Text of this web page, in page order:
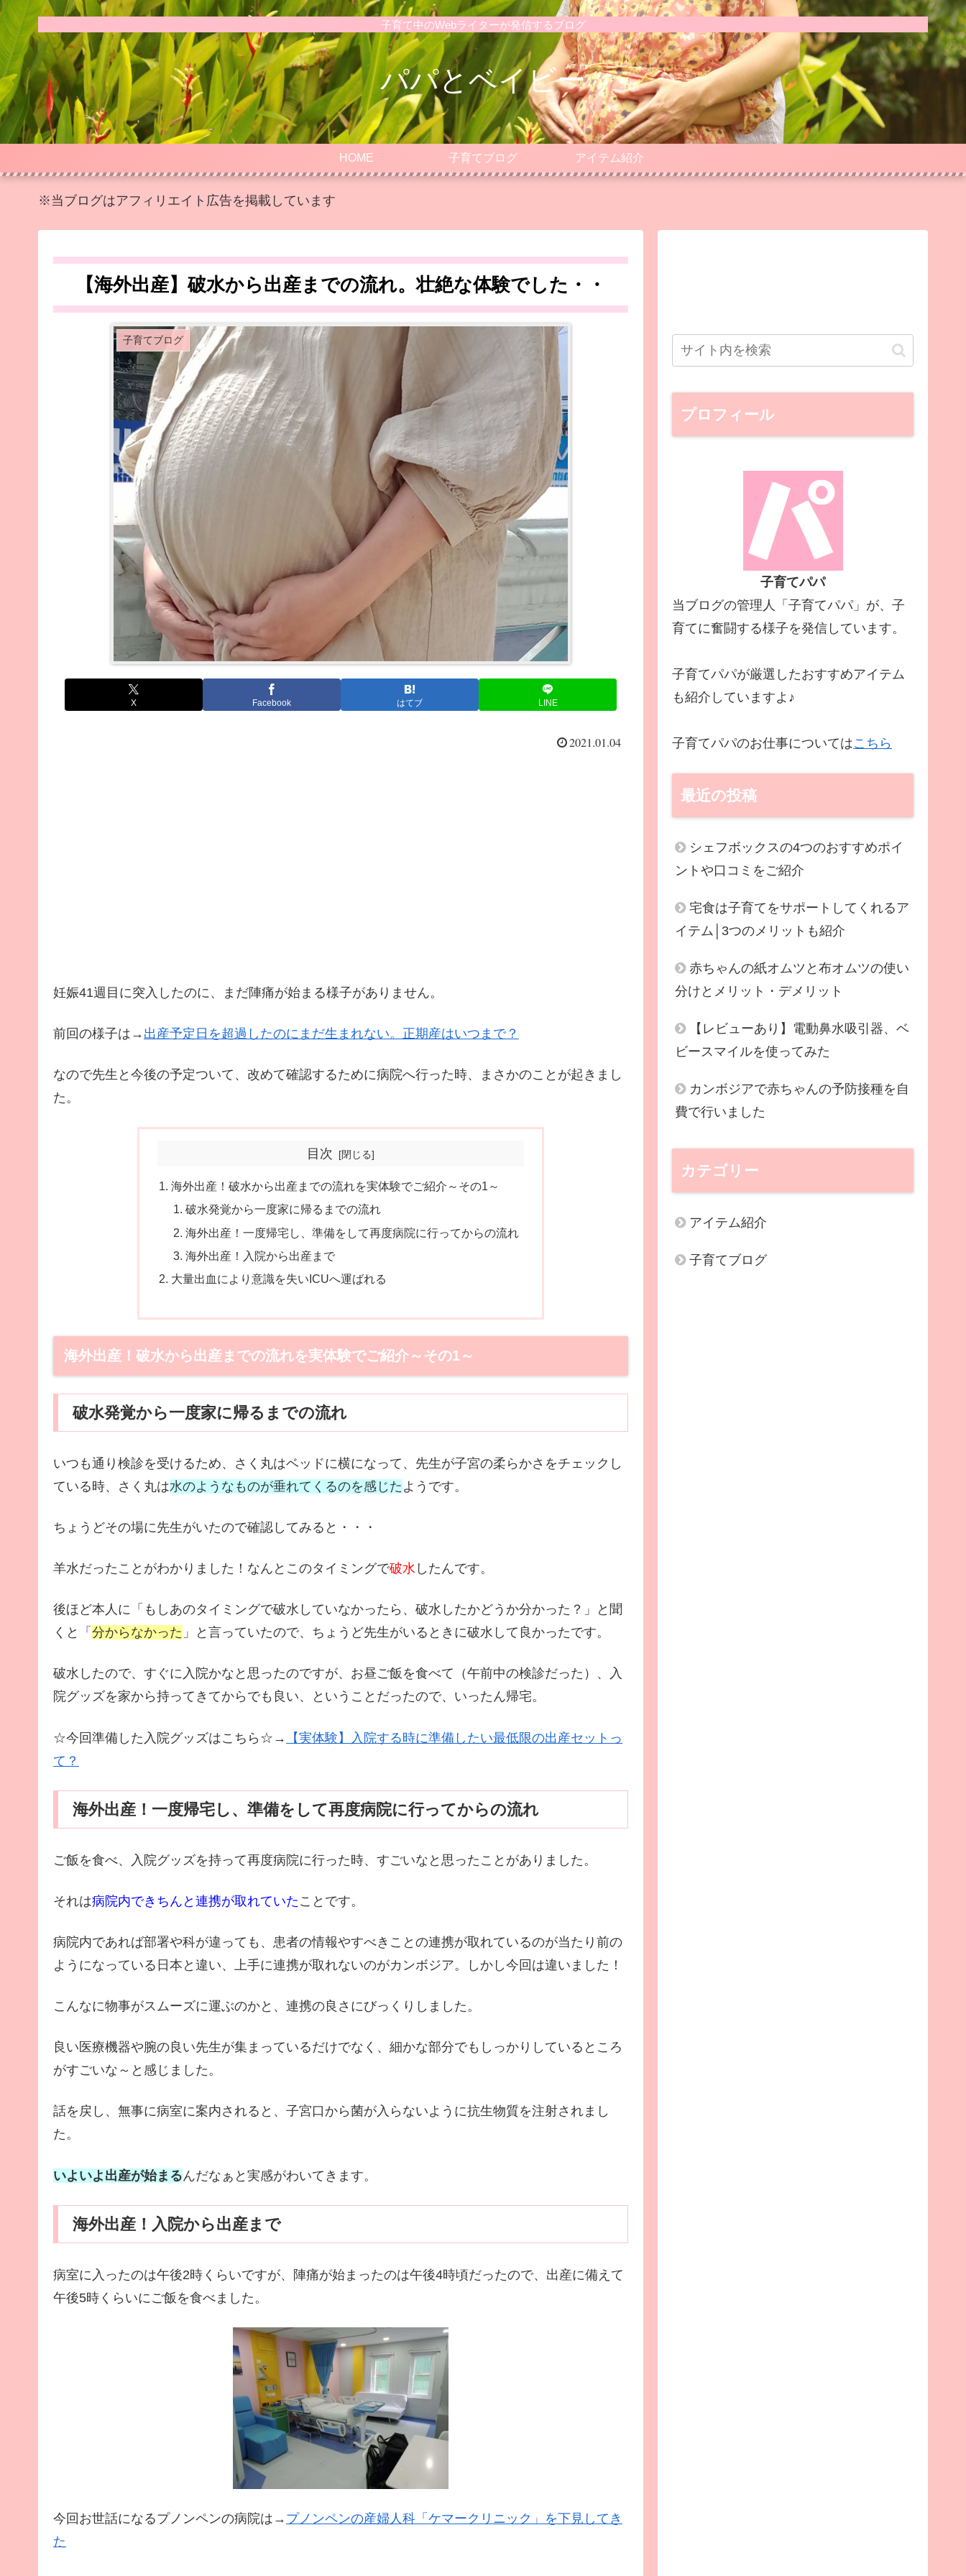
子育て中のWebライターが発信するブログ
パパとベイビー
HOME 子育てブログ アイテム紹介
※当ブログはアフィリエイト広告を掲載しています
【海外出産】破水から出産までの流れ。壮絶な体験でした・・
子育てブログ
X Facebook はてブ LINE
2021.01.04
妊娠41週目に突入したのに、まだ陣痛が始まる様子がありません。
前回の様子は→ 出産予定日を超過したのにまだ生まれない。正期産はいつまで？
なので先生と今後の予定ついて、改めて確認するために病院へ行った時、まさかのことが起きまし
た。
目次
海外出産！破水から出産までの流れを実体験でご紹介～その1～
破水発覚から一度家に帰るまでの流れ
海外出産！一度帰宅し、準備をして再度病院に行ってからの流れ
海外出産！入院から出産まで
大量出血により意識を失いICUへ運ばれる
海外出産！破水から出産までの流れを実体験でご紹介～その1～
破水発覚から一度家に帰るまでの流れ
いつも通り検診を受けるため、さく丸はベッドに横になって、先生が子宮の柔らかさをチェックし
ている時、さく丸は水のようなものが垂れてくるのを感じた ようです。
ちょうどその場に先生がいたので確認してみると・・・
羊水だったことがわかりました！なんとこのタイミングで破水 したんです。
後ほど本人に「もしあのタイミングで破水していなかったら、破水したかどうか分かった？」と聞
くと「 分からなかった 」と言っていたので、ちょうど先生がいるときに破水して良かったです。
破水したので、すぐに入院かなと思ったのですが、お昼ご飯を食べて（午前中の検診だった）、入
院グッズを家から持ってきてからでも良い、ということだったので、いったん帰宅。
☆今回準備した入院グッズはこちら☆→
【実体験】入院する時に準備したい最低限の出産セットっ
て？
海外出産！一度帰宅し、準備をして再度病院に行ってからの流れ
ご飯を食べ、入院グッズを持って再度病院に行った時、すごいなと思ったことがありました。
それは病院内できちんと連携が取れていた ことです。
病院内であれば部署や科が違っても、患者の情報やすべきことの連携が取れているのが当たり前の
ようになっている日本と違い、上手に連携が取れないのがカンボジア。しかし今回は違いました！
こんなに物事がスムーズに運ぶのかと、連携の良さにびっくりしました。
良い医療機器や腕の良い先生が集まっているだけでなく、細かな部分でもしっかりしているところ
がすごいな～と感じました。
話を戻し、無事に病室に案内されると、子宮口から菌が入らないように抗生物質を注射されまし
た。
いよいよ出産が始まるんだなぁと実感がわいてきます。
海外出産！入院から出産まで
病室に入ったのは午後2時くらいですが、陣痛が始まったのは午後4時頃だったので、出産に備えて
午後5時くらいにご飯を食べました。
今回お世話になるプノンペンの病院は→ プノンペンの産婦人科「ケマークリニック」を下見してき
た
プロフィール
子育てパパ
当ブログの管理人「子育てパパ」が、子
育てに奮闘する様子を発信しています。
子育てパパが厳選したおすすめアイテム
も紹介していますよ♪
子育てパパのお仕事についてはこちら
最近の投稿
シェフボックスの4つのおすすめポイ
ントや口コミをご紹介
宅食は子育てをサポートしてくれるア
イテム│3つのメリットも紹介
赤ちゃんの紙オムツと布オムツの使い
分けとメリット・デメリット
【レビューあり】電動鼻水吸引器、ベ
ビースマイルを使ってみた
カンボジアで赤ちゃんの予防接種を自
費で行いました
カテゴリー
アイテム紹介
子育てブログ